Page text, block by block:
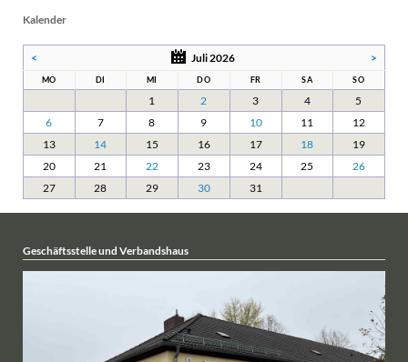
Kalender
< Juli 2026 >
MO DI MI DO FR SA SO
1 2 3 4
5
6
7 8 9 10 11
12
13
14 15 16 17 18
19
20
21 22 23 24 25
26
27
28 29 30 31
Geschäftsstelle und Verbandshaus